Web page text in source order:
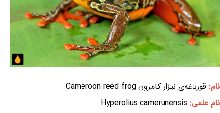
نام: قورباغه‌ی نیزار کامرون Cameroon reed frog
نام علمی: Hyperolius camerunensis